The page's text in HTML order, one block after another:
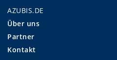
AZUBIS.DE
Über uns
Partner
Kontakt